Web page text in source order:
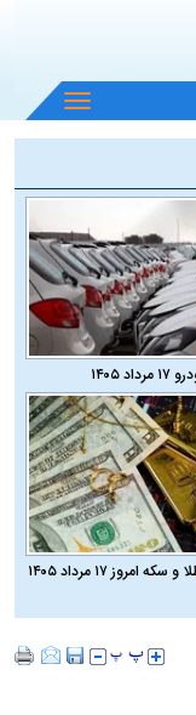
باز
و
منو
۱۴۰۵
امروز ۱۷ مرداد ۱۴۰۵